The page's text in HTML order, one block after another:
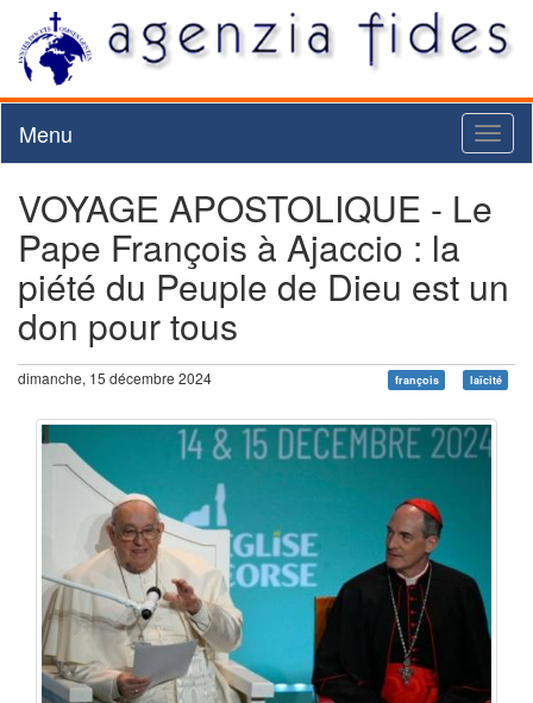
Menu
VOYAGE APOSTOLIQUE - Le
Pape François à Ajaccio : la
piété du Peuple de Dieu est un
don pour tous
dimanche, 15 décembre 2024 françois laïcité